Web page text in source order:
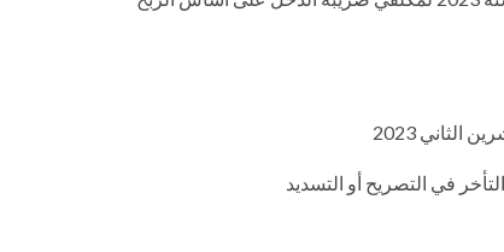
في التصريح أو التسديد